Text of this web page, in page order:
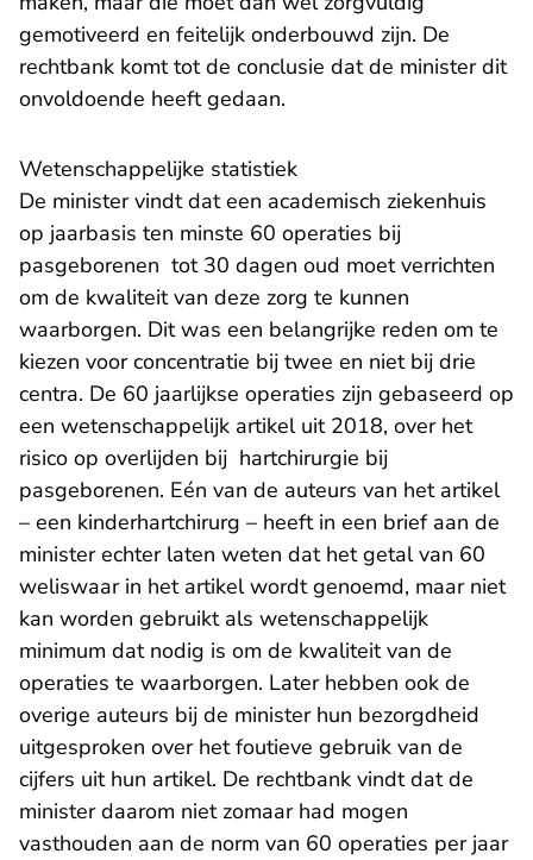
gemotiveerd en feitelijk onderbouwd zijn. De
rechtbank komt tot de conclusie dat de minister dit
onvoldoende heeft gedaan.
Wetenschappelijke statistiek
De minister vindt dat een academisch ziekenhuis
op jaarbasis ten minste 60 operaties bij
pasgeborenen tot 30 dagen oud moet verrichten
om de kwaliteit van deze zorg te kunnen
waarborgen. Dit was een belangrijke reden om te
kiezen voor concentratie bij twee en niet bij drie
centra. De 60 jaarlijkse operaties zijn gebaseerd op
een wetenschappelijk artikel uit 2018, over het
risico op overlijden bij hartchirurgie bij
pasgeborenen. Eén van de auteurs van het artikel
– een kinderhartchirurg – heeft in een brief aan de
minister echter laten weten dat het getal van 60
weliswaar in het artikel wordt genoemd, maar niet
kan worden gebruikt als wetenschappelijk
minimum dat nodig is om de kwaliteit van de
operaties te waarborgen. Later hebben ook de
overige auteurs bij de minister hun bezorgdheid
uitgesproken over het foutieve gebruik van de
cijfers uit hun artikel. De rechtbank vindt dat de
minister daarom niet zomaar had mogen
vasthouden aan de norm van 60 operaties per jaar